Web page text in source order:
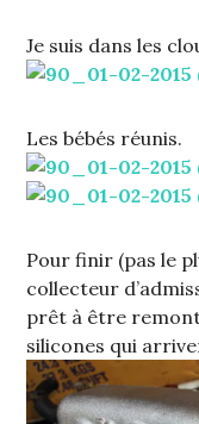
Je suis dans les
Les bébés réunis.
Pour finir (pas le
collecteur
prêt à être
silicones qui